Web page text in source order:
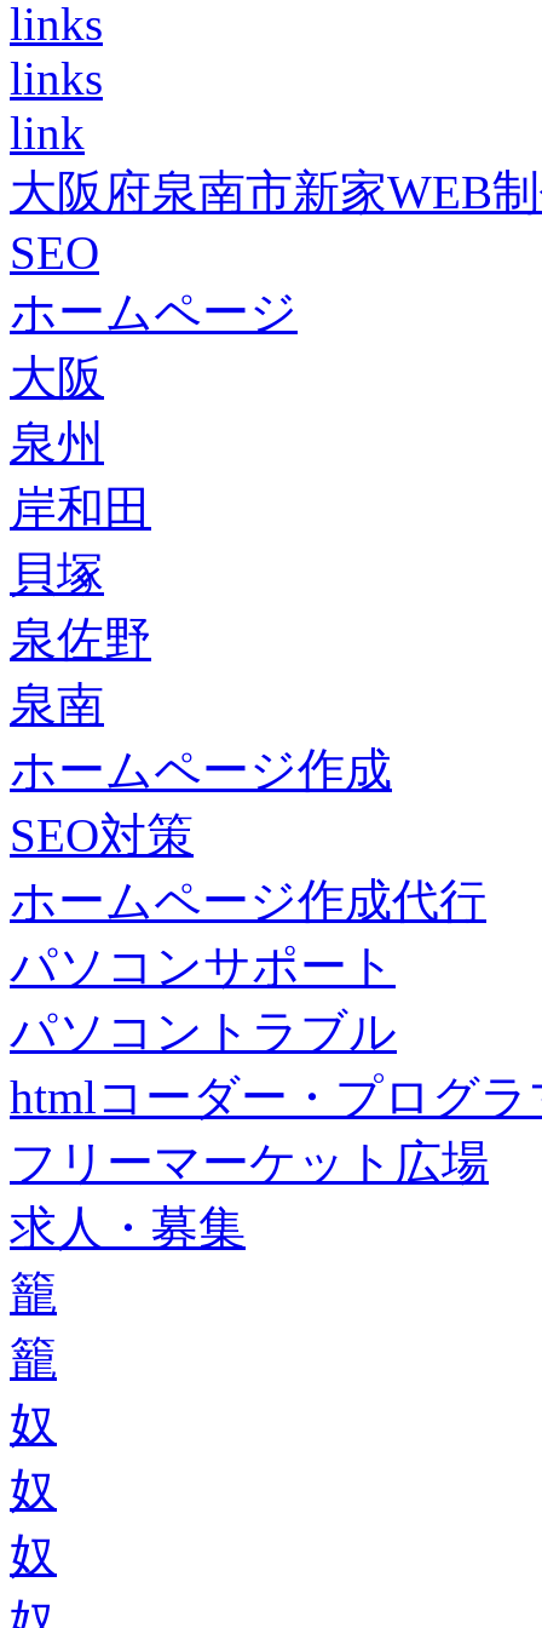
links
links
link
大阪府泉南市新家WEB
SEO
ホームページ
大阪
泉州
岸和田
貝塚
泉佐野
泉南
ホームページ作成
SEO対策
ホームページ作成代行
パソコンサポート
パソコントラブル
htmlコーダー・プログラ
フリーマーケット広場
求人・募集
籠
籠
奴
奴
奴